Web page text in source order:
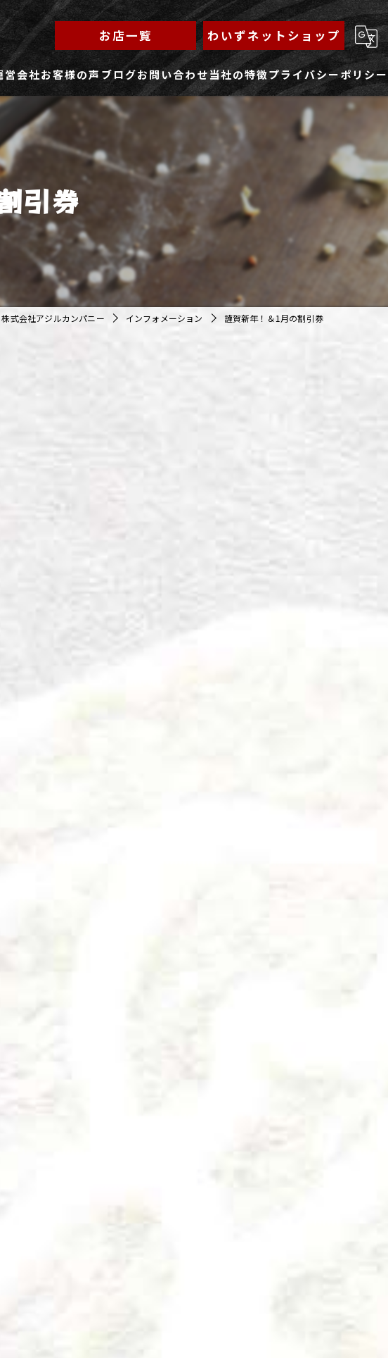
お店一覧 わいずネットショップ
営会社お客様の声 ブログお問い合わせ当社の特徴
もんじゃ
ランチ
焼きそば
鉄板焼き
プライバシーポリシー
引券
式会社アジルカンパニー インフォメーション 謹賀新年！＆1月の割引券